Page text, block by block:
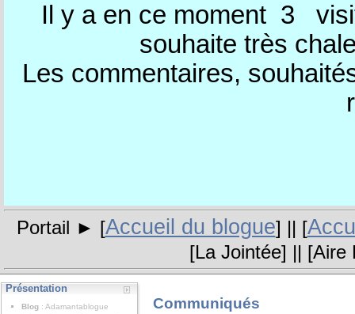
Il y a en ce moment 3
souhaite très
Les commentaires,
Portail ► [Accueil du blogue] || [
[La Jointée] || [Aire
Présentation
Blog: Adamantablogue
Communiqués